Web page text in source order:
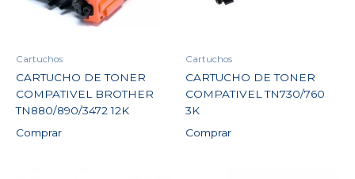
Cartuchos
CARTUCHO DE TONER
COMPATIVEL BROTHER
TN880/890/3472 12K
Comprar
Cartuchos
CARTUCHO DE TONER
COMPATIVEL TN730/760
3K
Comprar